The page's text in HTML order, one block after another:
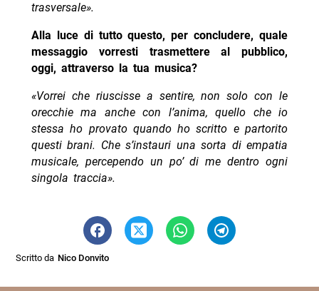
trasversale».
Alla luce di tutto questo, per concludere, quale
messaggio vorresti trasmettere al pubblico,
oggi, attraverso la tua musica?
«Vorrei che riuscisse a sentire, non solo con le
orecchie ma anche con l’anima, quello che io
stessa ho provato quando ho scritto e partorito
questi brani. Che s’instauri una sorta di empatia
musicale, percependo un po’ di me dentro ogni
singola traccia».
Scritto da Nico Donvito